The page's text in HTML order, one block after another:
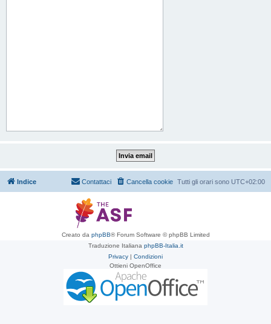
Indice Tutti gli orari sono UTC+02:00
Cancella cookie
Contattaci
Creato da phpBB® Forum Software © phpBB Limited
Traduzione Italiana phpBB-Italia.it
Privacy | Condizioni
Ottieni OpenOffice